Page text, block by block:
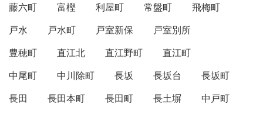
藤六町
富樫 利屋町 常盤町
飛梅町
戸水
戸水町 戸室新保
戸室別所
豊穂町
直江北 直江野町
直江町
中尾町
中川除町 長坂 長坂台
長坂町
長田
長田本町 長田町 長土塀
中戸町